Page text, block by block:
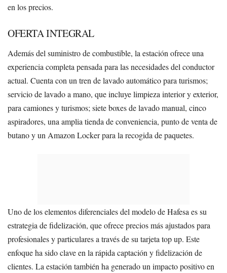
en los precios.
OFERTA INTEGRAL
Además del suministro de combustible, la estación ofrece una
experiencia completa pensada para las necesidades del conductor
actual. Cuenta con un tren de lavado automático para turismos;
servicio de lavado a mano, que incluye limpieza interior y exterior,
para camiones y turismos; siete boxes de lavado manual, cinco
aspiradores, una amplia tienda de conveniencia, punto de venta de
butano y un Amazon Locker para la recogida de paquetes.
Uno de los elementos diferenciales del modelo de Hafesa es su
estrategia de fidelización, que ofrece precios más ajustados para
profesionales y particulares a través de su tarjeta top up. Este
enfoque ha sido clave en la rápida captación y fidelización de
clientes. La estación también ha generado un impacto positivo en